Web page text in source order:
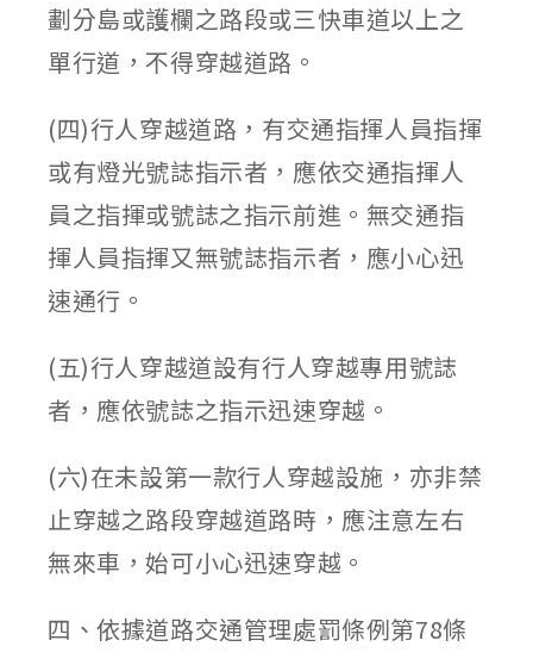
劃分島或護欄之路段或三快車道以上之
單行道，不得穿越道路。
(四)行人穿越道路，有交通指揮人員指揮
或有燈光號誌指示者，應依交通指揮人
員之指揮或號誌之指示前進。無交通指
揮人員指揮又無號誌指示者，應小心迅
速通行。
(五)行人穿越道設有行人穿越專用號誌
者，應依號誌之指示迅速穿越。
(六)在未設第一款行人穿越設施，亦非禁
止穿越之路段穿越道路時，應注意左右
無來車，始可小心迅速穿越。
四、依據道路交通管理處罰條例第78條